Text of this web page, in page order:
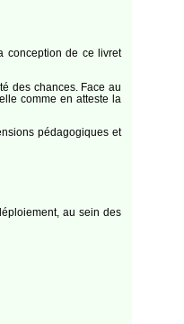
conception de ce livret
des chances. Face au
comme en atteste la
pédagogiques et
au sein des